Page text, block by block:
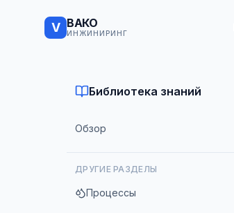
V ВАКО
ИНЖИНИРИНГ
Библиотека знаний
Обзор
ДРУГИЕ РАЗДЕЛЫ
Процессы